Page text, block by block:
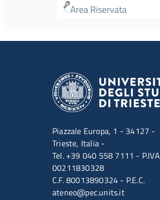
Area Riservata
Piazzale Europa, 1 - 34127 -
Trieste, Italia -
Tel. +39 040 558 7111 - P.IVA
00211830328
C.F. 80013890324 - P.E.C.
ateneo@pec.units.it